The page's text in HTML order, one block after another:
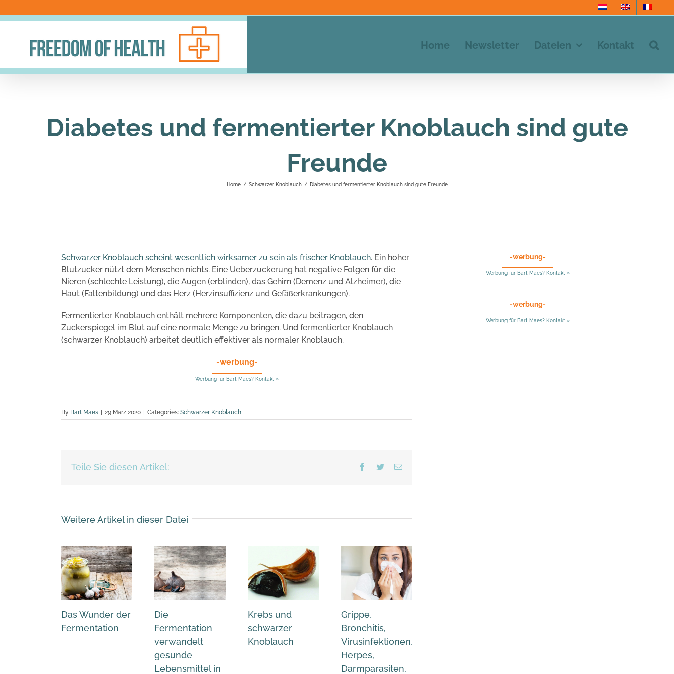
to
Home Newsletter Dateien Kontakt
Diabetes und fermentierter Knoblauch sind gute
Freunde
Home / Schwarzer Knoblauch / Diabetes und fermentierter Knoblauch sind gute Freunde
Schwarzer Knoblauch scheint wesentlich wirksamer zu sein als frischer Knoblauch. Ein hoher
Blutzucker nützt dem Menschen nichts. Eine Ueberzuckerung hat negative Folgen für die
Nieren (schlechte Leistung), die Augen (erblinden), das Gehirn (Demenz und Alzheimer), die
Haut (Faltenbildung) und das Herz (Herzinsuffizienz und Gefäßerkrankungen).
Fermentierter Knoblauch enthält mehrere Komponenten, die dazu beitragen, den
Zuckerspiegel im Blut auf eine normale Menge zu bringen. Und fermentierter Knoblauch
(schwarzer Knoblauch) arbeitet deutlich effektiver als normaler Knoblauch.
-werbung-
Werbung für Bart Maes? Kontakt »
By Bart Maes 29 März 2020 Categories: Schwarzer Knoblauch
Teile Sie diesen Artikel: Facebook
TwitterEmail
Weitere Artikel in dieser Datei
Das Wunder der
Fermentation
Die
Fermentation
verwandelt
gesunde
Lebensmittel in
Krebs und
schwarzer
Knoblauch
Grippe,
Bronchitis,
Virusinfektionen,
Herpes,
Darmparasiten,
-werbung-
Werbung für Bart Maes? Kontakt »
-werbung-
Werbung für Bart Maes? Kontakt »